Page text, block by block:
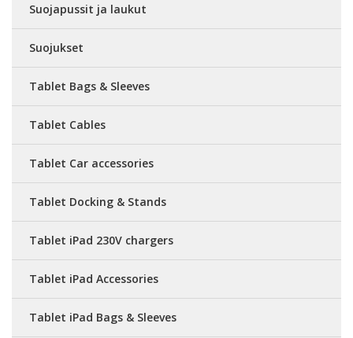
Suojapussit ja laukut
Suojukset
Tablet Bags & Sleeves
Tablet Cables
Tablet Car accessories
Tablet Docking & Stands
Tablet iPad 230V chargers
Tablet iPad Accessories
Tablet iPad Bags & Sleeves